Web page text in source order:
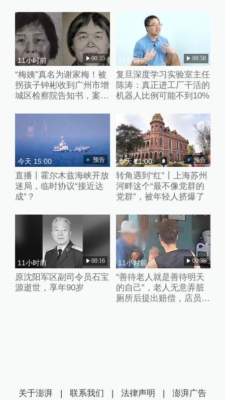
11小时前 00:35
“梅姨”真名为谢家梅！被
拐孩子钟彬收到广州市增
城区检察院告知书，案件
11分钟前 00:58
复旦深度学习实验室主任
陈涛：真正进工厂干活的
机器人比例可能不到10%
今天 15:00 预告
直播丨霍尔木兹海峡开放
迷局，临时协议“接近达
成”？
今天 11:00 预告
转角遇到“红”丨上海苏州
河畔这个“最不像党群的
党群”，被年轻人挤爆了
11小时前 00:16
原沈阳军区副司令员石宝
源逝世，享年90岁
11小时前 00:38
“善待老人就是善待明天
的自己”，老人无意弄脏
厕所后提出赔偿，店员婉
关于澎湃 | 联系我们 | 法律声明 | 澎湃广告